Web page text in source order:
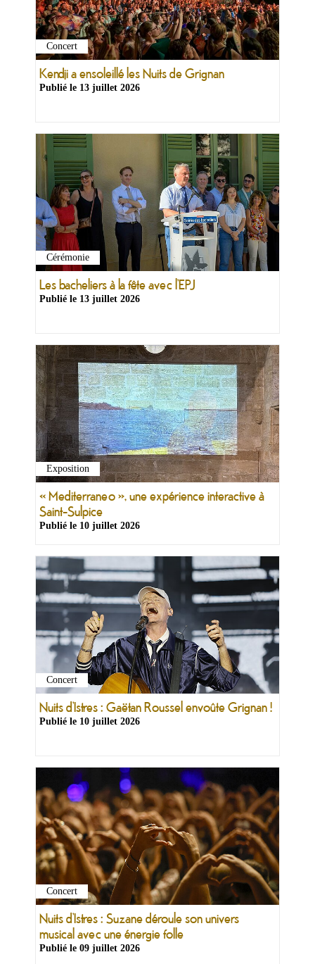
Culture
&
Loisirs
|
Tourisme
Billetterie
Infos
Travaux/Voirie
|
Circulation
Concert
Kendji a ensoleillé les Nuits de Grignan
Publié le 13 juillet 2026
Cérémonie
Les bacheliers à la fête avec l’EPJ
Publié le 13 juillet 2026
Exposition
« Mediterraneo », une expérience interactive à
Saint-Sulpice
Publié le 10 juillet 2026
Concert
Nuits d’Istres : Gaëtan Roussel envoûte Grignan !
Publié le 10 juillet 2026
Concert
Nuits d’Istres : Suzane déroule son univers
musical avec une énergie folle
Publié le 09 juillet 2026